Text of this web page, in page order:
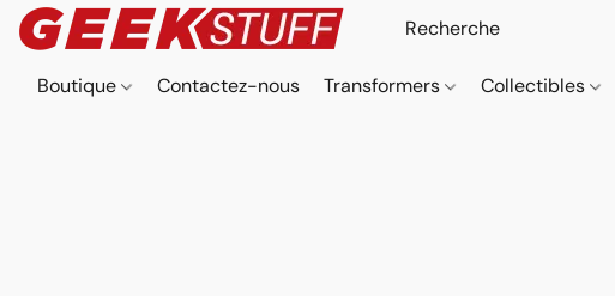
Boutique Contactez-nous Transformers Collectibles